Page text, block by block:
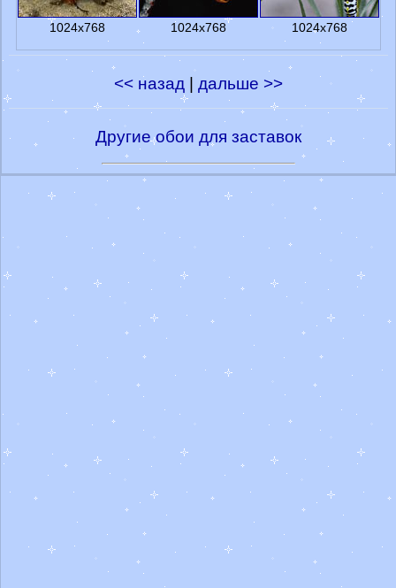
1024x768 1024x768 1024x768
<< назад дальше >>
Другие обои для заставок